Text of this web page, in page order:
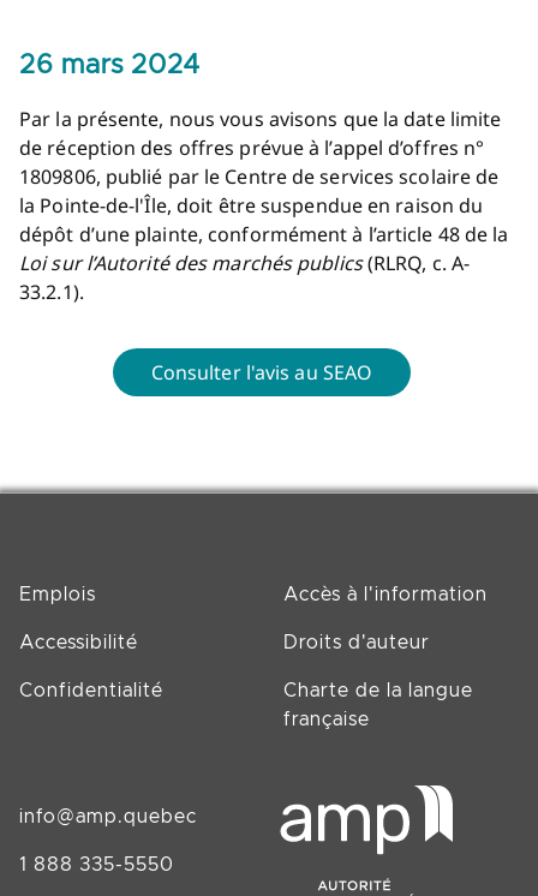
26 mars 2024
Par la présente, nous vous avisons que la date limite
de réception des offres prévue à l’appel d’offres n°
1809806, publié par le Centre de services scolaire de
la Pointe-de-l'Île, doit être suspendue en raison du
dépôt d’une plainte, conformément à l’article 48 de la
Loi sur l’Autorité des marchés publics(RLRQ, c. A-
33.2.1).
Consulter l'avis au SEAO
Emplois Accès à l'information
Accessibilité Droits d'auteur
Confidentialité
Charte de la langue
française
info@amp.quebec
1 888 335-5550